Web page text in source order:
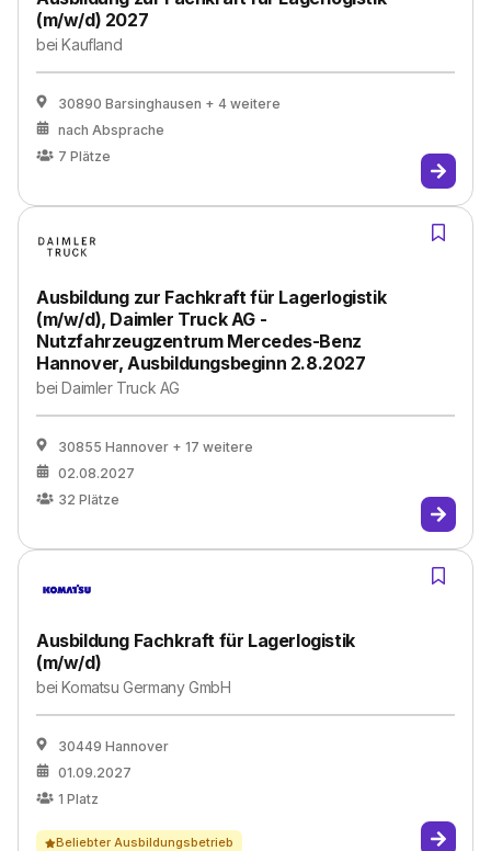
(m/w/d) 2027
beiKaufland
30890 Barsinghausen + 4 weitere
nach Absprache
7 Plätze
Ausbildung zur Fachkraft für Lagerlogistik
(m/w/d), Daimler Truck AG -
Nutzfahrzeugzentrum Mercedes-Benz
Hannover, Ausbildungsbeginn 2.8.2027
beiDaimler Truck AG
30855 Hannover + 17 weitere
02.08.2027
32 Plätze
Ausbildung Fachkraft für Lagerlogistik
(m/w/d)
beiKomatsu Germany GmbH
30449 Hannover
01.09.2027
1 Platz
Beliebter Ausbildungsbetrieb